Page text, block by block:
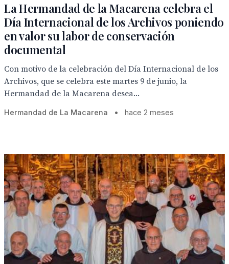
La Hermandad de la Macarena celebra el
Día Internacional de los Archivos poniendo
en valor su labor de conservación
documental
Con motivo de la celebración del Día Internacional de los
Archivos, que se celebra este martes 9 de junio, la
Hermandad de la Macarena desea...
Hermandad de La Macarena • hace 2 meses